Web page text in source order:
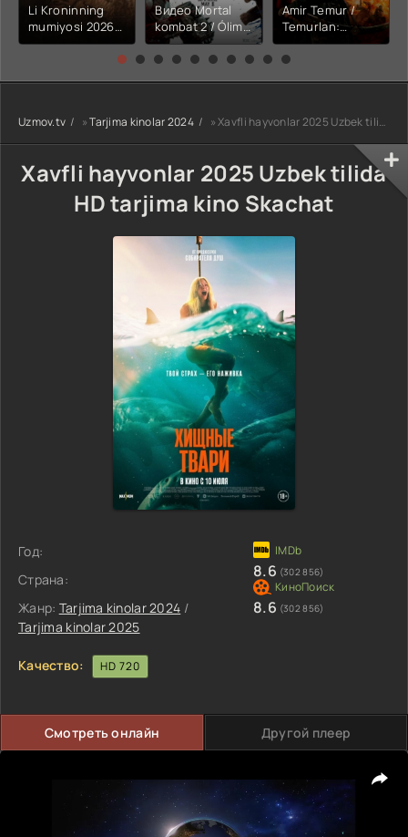
Li Kroninning
mumiyosi 2026
(uzbek tilida
kino) tarjima HD
Видео Mortal
kombat 2 / Ólim
jangi 2 (2026)
Uzbek tilida
Amir Temur /
Temurlan:
Fathchining
yuksalishi
tarjima kino Full
HD tas-ix
Uzmov.tv »Tarjima kinolar 2024 » Xavfli hayvonlar 2025 Uzbek tilida HD tarjima kino Skachat
Xavfli hayvonlar 2025 Uzbek tilida
HD tarjima kino Skachat
Год:
Страна:
Жанр: Tarjima kinolar 2024 /
Tarjima kinolar 2025
8.6 (302 856)
8.6 (302 856)
Качество: HD 720
Смотреть онлайн Другой плеер